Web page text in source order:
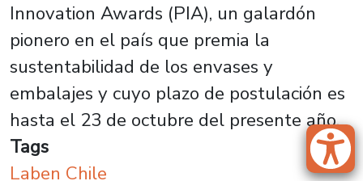
Innovation Awards (PIA), un galardón
pionero en el país que premia la
sustentabilidad de los envases y
embalajes y cuyo plazo de postulación es
hasta el 23 de octubre del presente año.
Tags
Laben Chile